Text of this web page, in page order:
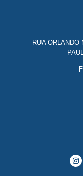
RUA